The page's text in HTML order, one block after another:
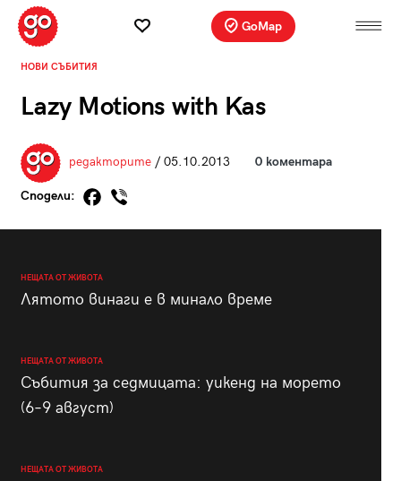
GoMap
НОВИ СЪБИТИЯ
Lazy Motions with Kas
редакторите/ 05.10.2013 0 коментара
Сподели:
НЕЩАТА ОТ ЖИВОТА
Лятото винаги е в минало време
НЕЩАТА ОТ ЖИВОТА
Събития за седмицата: уикенд на морето
(6–9 август)
НЕЩАТА ОТ ЖИВОТА